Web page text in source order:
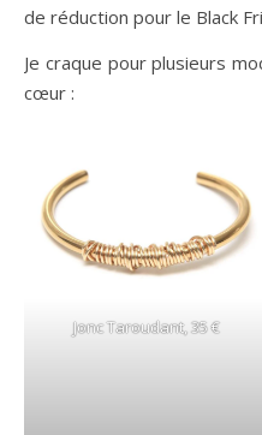
de réduction pour le Black
Je craque pour plusieurs
cœur :
Jonc Taroudant, 35 €